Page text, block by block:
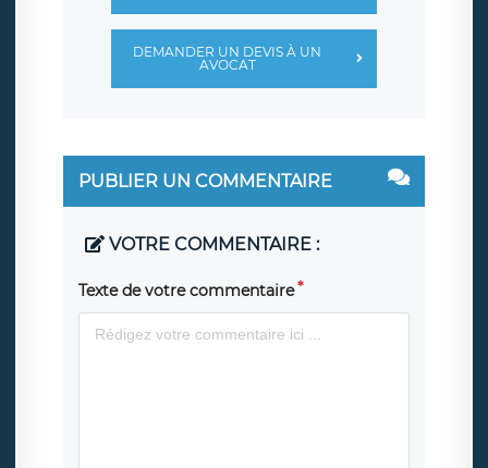
DEMANDER UN DEVIS À UN
AVOCAT
PUBLIER UN COMMENTAIRE
VOTRE COMMENTAIRE :
Texte de votre commentaire